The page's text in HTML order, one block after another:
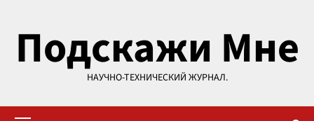
содержимому
Подскажи Мне
НАУЧНО-ТЕХНИЧЕСКИЙ ЖУРНАЛ.